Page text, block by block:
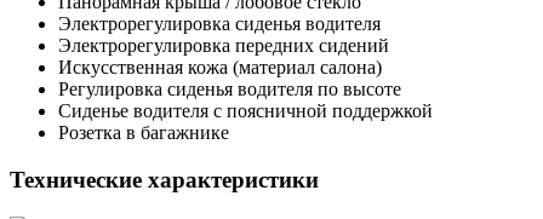
Электрорегулировка сиденья водителя
Электрорегулировка передних сидений
Искусственная кожа (материал салона)
Регулировка сиденья водителя по высоте
Сиденье водителя с поясничной поддержкой
Розетка в багажнике
Технические характеристики